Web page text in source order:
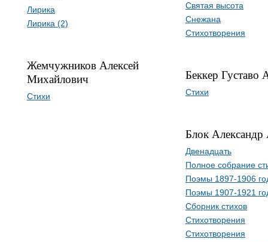
Лирика
Лирика (2)
Жемчужников Алексей
Михайлович
Стихи
Святая высота
Снежана
Стихотворения
Беккер Густаво
Стихи
Блок Александр
Двенадцать
Полное собрание
Поэмы 1897-1906
Поэмы 1907-1921
Сборник стихов
Стихотворения
Стихотворения